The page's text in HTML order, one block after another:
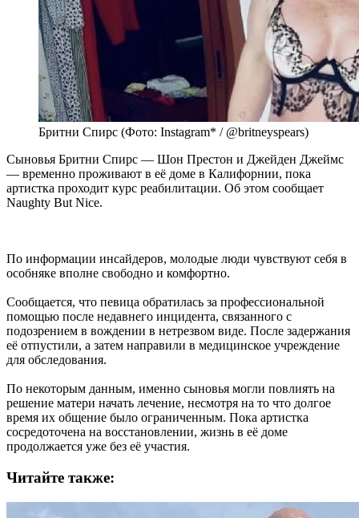
Бритни Спирс (Фото: Instagram* / @britneyspears)
Сыновья Бритни Спирс — Шон Престон и Джейден Джеймс
— временно проживают в её доме в Калифорнии, пока
артистка проходит курс реабилитации. Об этом сообщает
Naughty But Nice.
По информации инсайдеров, молодые люди чувствуют себя в
особняке вполне свободно и комфортно.
Сообщается, что певица обратилась за профессиональной
помощью после недавнего инцидента, связанного с
подозрением в вождении в нетрезвом виде. После задержания
её отпустили, а затем направили в медицинское учреждение
для обследования.
По некоторым данным, именно сыновья могли повлиять на
решение матери начать лечение, несмотря на то что долгое
время их общение было ограниченным. Пока артистка
сосредоточена на восстановлении, жизнь в её доме
продолжается уже без её участия.
Читайте также: